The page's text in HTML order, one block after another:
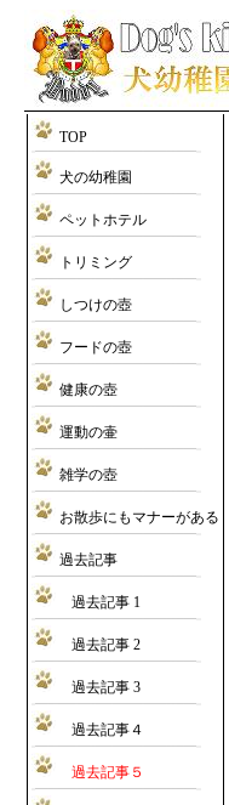
TOP
犬の幼稚園
ペットホテル
トリミング
しつけの壺
フードの壺
健康の壺
運動の壷
雑学の壺
お散歩にもマナーがある
過去記事
過去記事 1
過去記事 2
過去記事 3
過去記事４
過去記事５